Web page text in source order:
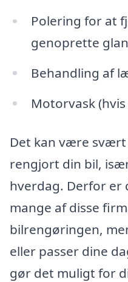
Polering for at
genoprette
Behandling af
Motorvask
Det kan være
rengjort din bil,
hverdag. Derfor er
mange af disse
bilrengøringen,
eller passer dine
gør det muligt for